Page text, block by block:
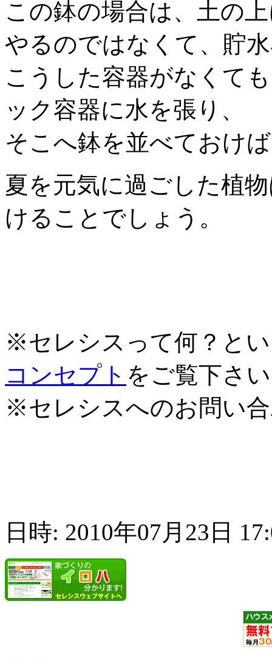
この鉢の場合は、土の
やるのではなくて、貯
こうした容器がなくて
ック容器に水を張り、
そこへ鉢を並べておけ
夏を元気に過ごした植
けることでしょう。
※セレシスって何？と
コンセプト をご覧下さ
※セレシスへのお問い
日時: 2010年07月23日